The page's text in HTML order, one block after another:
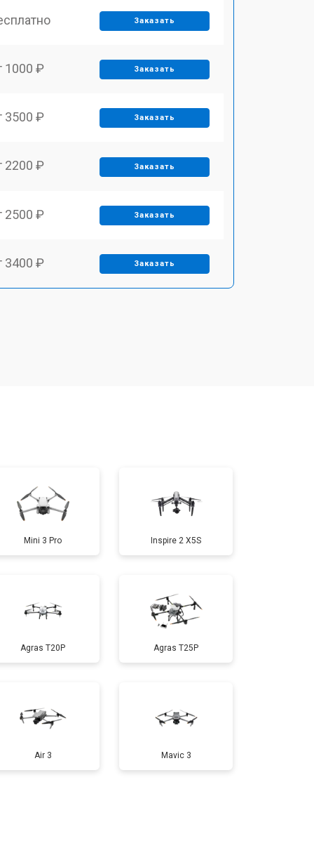
Заказать
1000 ₽ Заказать
3500 ₽ Заказать
2200 ₽ Заказать
2500 ₽ Заказать
3400 ₽ Заказать
1500 ₽ Заказать
1600 ₽ Заказать
1000 ₽ Заказать
1800 ₽ Заказать
3600 ₽
Mini 3 Pro Inspire 2 X5S
Agras T20P Agras T25P
Air 3 Mavic 3